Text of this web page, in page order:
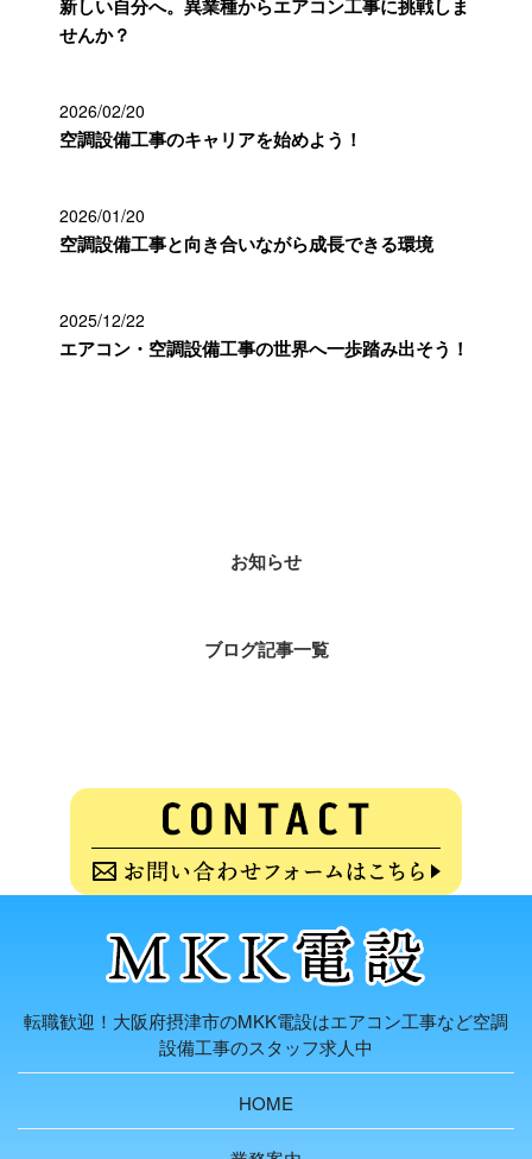
新しい自分へ。異業種からエアコン工事に挑戦しま
せんか？
2026/02/20
空調設備工事のキャリアを始めよう！
2026/01/20
空調設備工事と向き合いながら成長できる環境
2025/12/22
エアコン・空調設備工事の世界へ一歩踏み出そう！
お知らせ
ブログ記事一覧
転職歓迎！大阪府摂津市のMKK電設はエアコン工事など空調
設備工事のスタッフ求人中
HOME